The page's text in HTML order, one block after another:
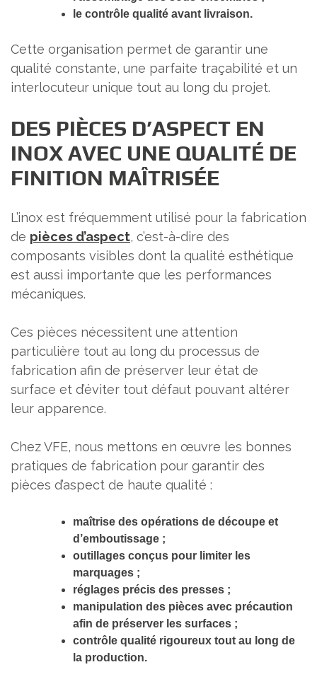
le contrôle qualité avant livraison.
Cette organisation permet de garantir une
qualité constante, une parfaite traçabilité et un
interlocuteur unique tout au long du projet.
DES PIÈCES D’ASPECT EN
INOX AVEC UNE QUALITÉ DE
FINITION MAÎTRISÉE
L’inox est fréquemment utilisé pour la fabrication
de pièces d’aspect, c’est-à-dire des
composants visibles dont la qualité esthétique
est aussi importante que les performances
mécaniques.
Ces pièces nécessitent une attention
particulière tout au long du processus de
fabrication afin de préserver leur état de
surface et d’éviter tout défaut pouvant altérer
leur apparence.
Chez VFE, nous mettons en œuvre les bonnes
pratiques de fabrication pour garantir des
pièces d’aspect de haute qualité :
maîtrise des opérations de découpe et
d’emboutissage ;
outillages conçus pour limiter les
marquages ;
réglages précis des presses ;
manipulation des pièces avec précaution
afin de préserver les surfaces ;
contrôle qualité rigoureux tout au long de
la production.